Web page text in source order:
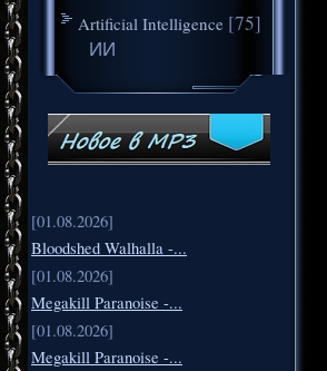
Artificial Intelligence [75]
ИИ
[01.08.2026]
Bloodshed Walhalla -...
[01.08.2026]
Megakill Paranoise -...
[01.08.2026]
Megakill Paranoise -...